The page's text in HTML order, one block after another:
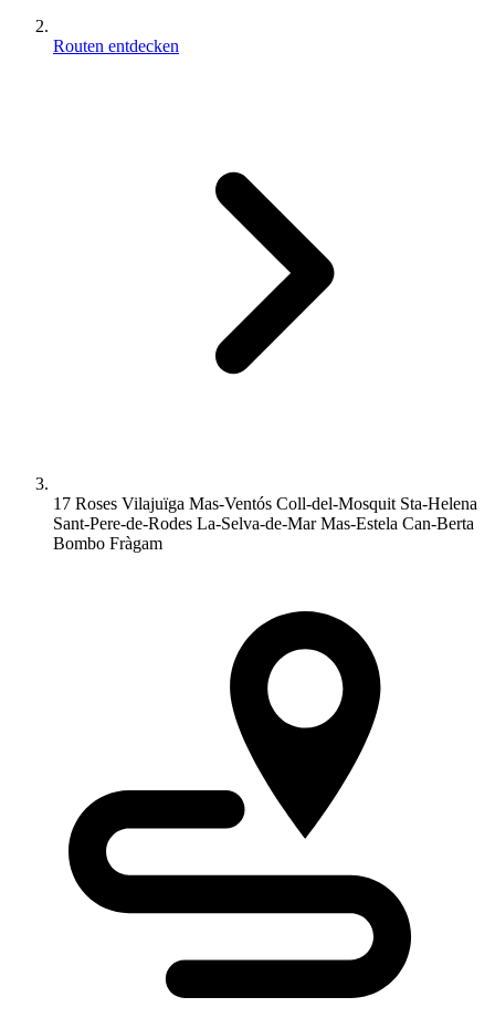
Routen entdecken
17 Roses Vilajuïga Mas-Ventós Coll-del-Mosquit Sta-Helena
Sant-Pere-de-Rodes La-Selva-de-Mar Mas-Estela Can-Berta
Bombo Fràgam